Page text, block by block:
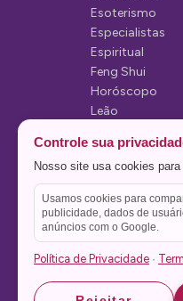
s
t
Esoterismo
Especialistas
Espiritual
Feng Shui
Horóscopo
Leão
Mediunidade
Mensagens
Controle sua
Nosso site usa cookies
Usamos cookies para
publicidade, dados de
anúncios com o Google.
Política de Privacidade ·